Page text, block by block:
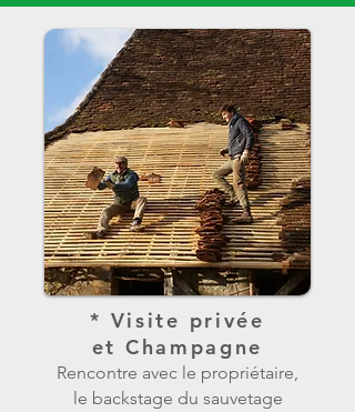
* Visite privée
et Champagne
Rencontre avec le propriétaire,
le backstage du sauvetage